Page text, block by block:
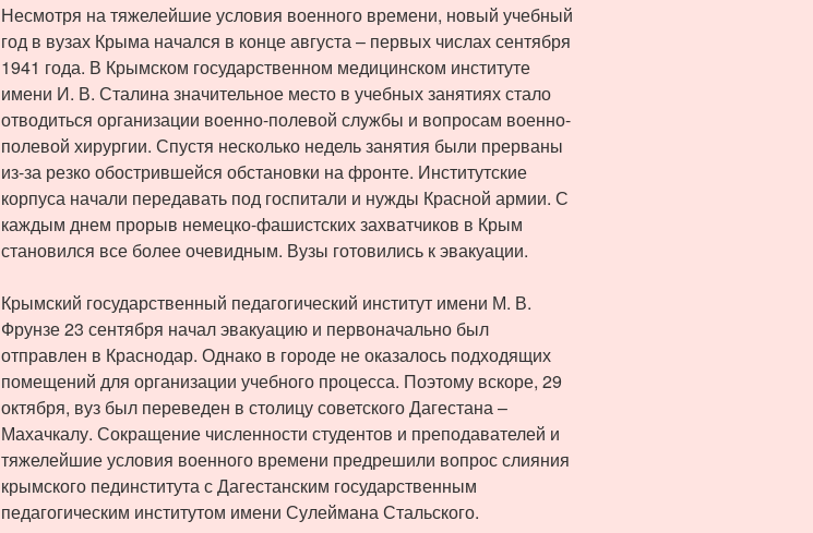
Несмотря на тяжелейшие условия военного времени, новый учебный
год в вузах Крыма начался в конце августа – первых числах сентября
1941 года. В Крымском государственном медицинском институте
имени И. В. Сталина значительное место в учебных занятиях стало
отводиться организации военно-полевой службы и вопросам военно-
полевой хирургии. Спустя несколько недель занятия были прерваны
из-за резко обострившейся обстановки на фронте. Институтские
корпуса начали передавать под госпитали и нужды Красной армии. С
каждым днем прорыв немецко-фашистских захватчиков в Крым
становился все более очевидным. Вузы готовились к эвакуации.
Крымский государственный педагогический институт имени М. В.
Фрунзе 23 сентября начал эвакуацию и первоначально был
отправлен в Краснодар. Однако в городе не оказалось подходящих
помещений для организации учебного процесса. Поэтому вскоре, 29
октября, вуз был переведен в столицу советского Дагестана –
Махачкалу. Сокращение численности студентов и преподавателей и
тяжелейшие условия военного времени предрешили вопрос слияния
крымского пединститута с Дагестанским государственным
педагогическим институтом имени Сулеймана Стальского.